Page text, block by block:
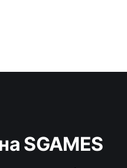
SGAMES